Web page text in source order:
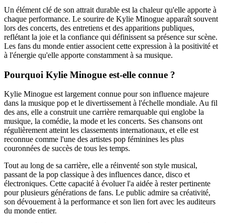
Un élément clé de son attrait durable est la chaleur qu'elle apporte à
chaque performance. Le sourire de Kylie Minogue apparaît souvent
lors des concerts, des entretiens et des apparitions publiques,
reflétant la joie et la confiance qui définissent sa présence sur scène.
Les fans du monde entier associent cette expression à la positivité et
à l'énergie qu'elle apporte constamment à sa musique.
Pourquoi Kylie Minogue est-elle connue ?
Kylie Minogue est largement connue pour son influence majeure
dans la musique pop et le divertissement à l'échelle mondiale. Au fil
des ans, elle a construit une carrière remarquable qui englobe la
musique, la comédie, la mode et les concerts. Ses chansons ont
régulièrement atteint les classements internationaux, et elle est
reconnue comme l'une des artistes pop féminines les plus
couronnées de succès de tous les temps.
Tout au long de sa carrière, elle a réinventé son style musical,
passant de la pop classique à des influences dance, disco et
électroniques. Cette capacité à évoluer l'a aidée à rester pertinente
pour plusieurs générations de fans. Le public admire sa créativité,
son dévouement à la performance et son lien fort avec les auditeurs
du monde entier.